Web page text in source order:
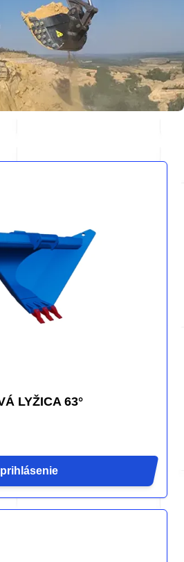
LYŽICA 63°
prihlásenie